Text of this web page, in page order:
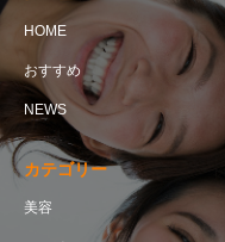
HOME
おすすめ
NEWS
カテゴリー
美容